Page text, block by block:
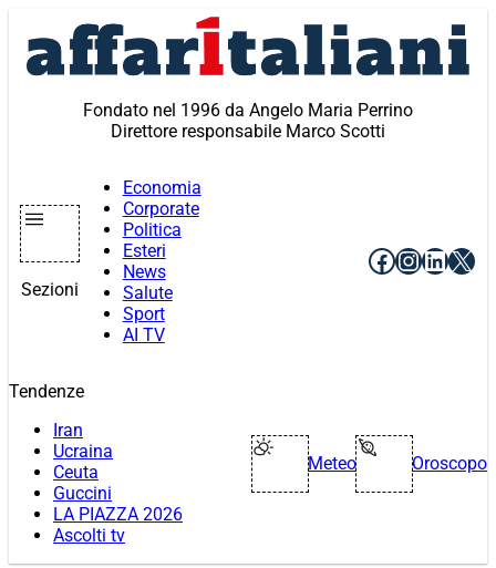
contenuto
Fondato nel 1996 da Angelo Maria Perrino
Direttore responsabile Marco Scotti
Sezioni
Economia
Corporate
Politica
Esteri
News
Salute
Sport
AI TV
Facebook
X
Tendenze
Iran
Ucraina
Ceuta
Guccini
LA PIAZZA 2026
Ascolti tv
Meteo Oroscopo